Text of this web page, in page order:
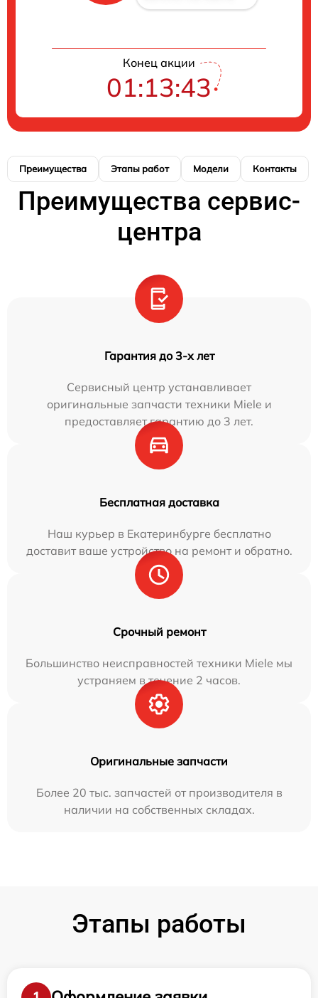
Конец акции
01:13:42
Преимущества Этапы работ Модели Контакты
Преимущества сервис-
центра
Гарантия до 3-х лет
Сервисный центр устанавливает
оригинальные запчасти техники Miele и
предоставляет гарантию до 3 лет.
Бесплатная доставка
Наш курьер в Екатеринбурге бесплатно
доставит ваше устройство на ремонт и обратно.
Срочный ремонт
Большинство неисправностей техники Miele мы
устраняем в течение 2 часов.
Оригинальные запчасти
Более 20 тыс. запчастей от производителя в
наличии на собственных складах.
Этапы работы